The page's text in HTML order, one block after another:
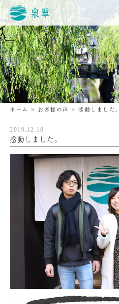
ホーム > お客様の声 > 感動しました。
2019.12.10
感動しました。